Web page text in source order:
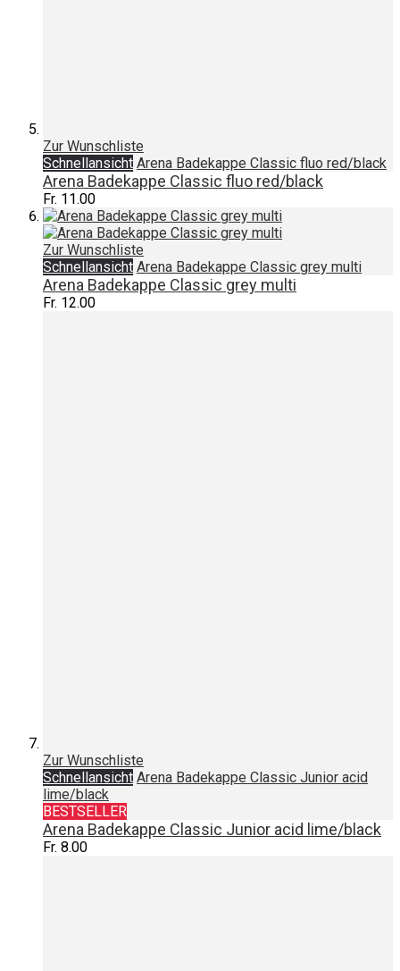
Zur Wunschliste
Schnellansicht Arena Badekappe Classic fluo red/black
Arena Badekappe Classic fluo red/black
Fr. 11.00
Zur Wunschliste
Schnellansicht Arena Badekappe Classic grey multi
Arena Badekappe Classic grey multi
Fr. 12.00
Zur Wunschliste
Schnellansicht Arena Badekappe Classic Junior acid
lime/black
BESTSELLER
Arena Badekappe Classic Junior acid lime/black
Fr. 8.00